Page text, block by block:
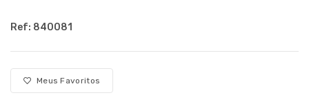
Ref: 840081
Meus Favoritos